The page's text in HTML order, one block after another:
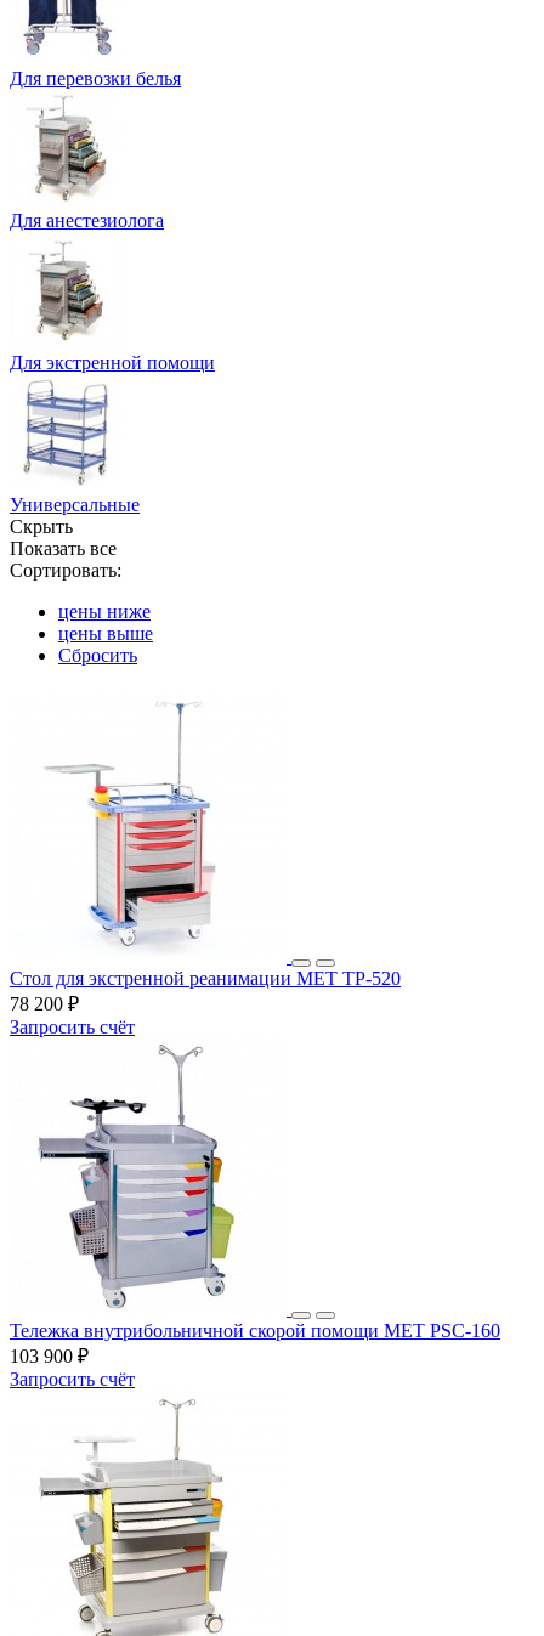
Для перевозки белья
Для анестезиолога
Для экстренной помощи
Универсальные
Скрыть
Показать все
Сортировать:
цены ниже
цены выше
Сбросить
Стол для экстренной реанимации МЕТ ТP-520
78 200 ₽
Запросить счёт
Тележка внутрибольничной скорой помощи MET PSC-160
103 900 ₽
Запросить счёт